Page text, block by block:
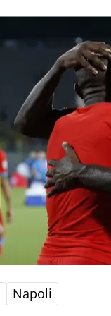
Napoli